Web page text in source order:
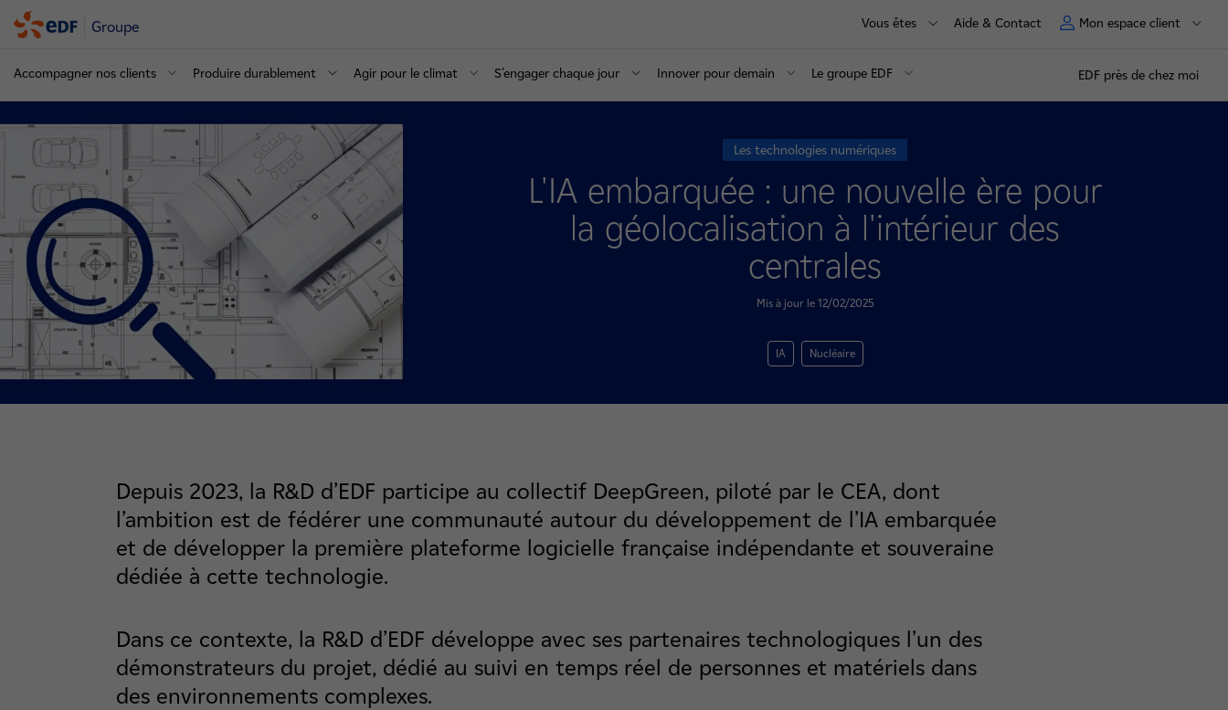
Groupe Vous êtes Aide & Contact Mon espace client
Accompagner nos clients Produire durablement Agir pour le climat S’engager chaque jour Innover pour demain Le groupe EDF EDF près de chez moi
Les technologies numériques
L'IA embarquée : une nouvelle ère pour
la géolocalisation à l'intérieur des
centrales
Mis à jour le 12/02/2025
IA Nucléaire
Depuis 2023, la R&D d’EDF participe au collectif DeepGreen, piloté par le CEA, dont
l’ambition est de fédérer une communauté autour du développement de l’IA embarquée
et de développer la première plateforme logicielle française indépendante et souveraine
dédiée à cette technologie.
Dans ce contexte, la R&D d’EDF développe avec ses partenaires technologiques l’un des
démonstrateurs du projet, dédié au suivi en temps réel de personnes et matériels dans
des environnements complexes.